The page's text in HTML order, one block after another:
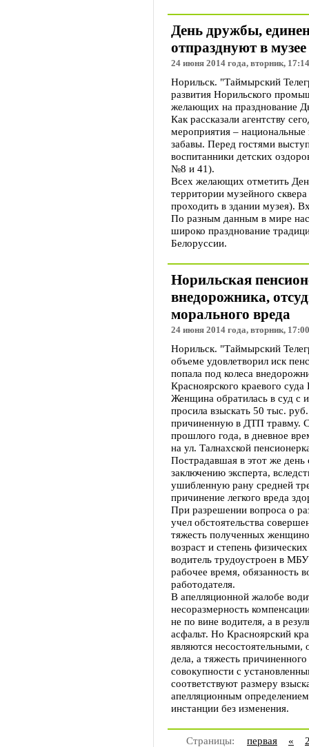
День дружбы,
отпразднуют в музее
24 июня 2014 года, вторник, 17:14
Норильск. "Таймырский
развития Норильского
желающих на празднование
Как рассказали агентству
мероприятия –
забавы. Перед гостями
воспитанники детских
№8 и 41).
Всех желающих отметить
территории музейного
проходить в здании музея).
По разным данным в мире
широко празднование
Белоруссии.
Норильская
внедорожника,
морального вреда
24 июня 2014 года, вторник, 17:00
Норильск. "Таймырский
объеме удовлетворил иск
попала под колеса
Красноярского краевого
Женщина обратилась в суд с
просила взыскать 50 тыс.
причиненную в ДТП травму.
прошлого года, в дневное
на ул. Талнахской
Пострадавшая в этот же день
заключению эксперта,
ушибленную рану средней
причинение легкого вреда
При разрешении вопроса о
учел обстоятельства
тяжесть полученных
возраст и степень
водитель трудоустроен в
рабочее время, обязанность
работодателя.
В апелляционной жалобе
несоразмерность
не по вине водителя, а в
асфальт. Но Красноярский
являются несостоятельными,
дела, а тяжесть
совокупности с
соответствуют размеру
апелляционным
инстанции без изменения.
Страницы: первая «